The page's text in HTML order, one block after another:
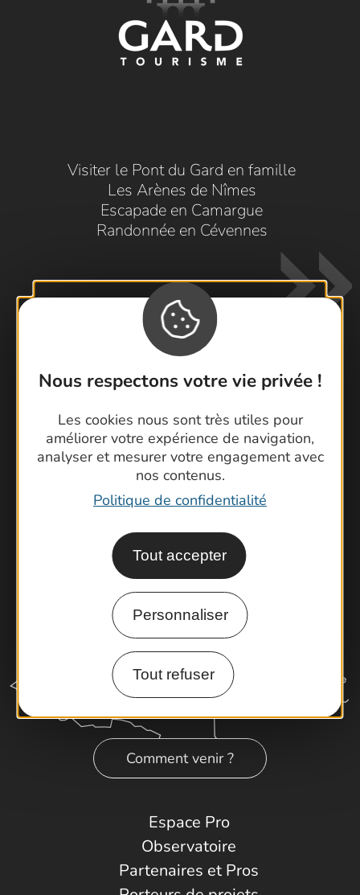
Nous respectons votre vie privée !
Les cookies nous sont très utiles pour
améliorer votre expérience de navigation,
analyser et mesurer votre engagement avec
nos contenus.
Politique de confidentialité
Tout accepter
Personnaliser
Tout refuser
Visiter le Pont du Gard en famille
Les Arènes de Nîmes
Escapade en Camargue
Randonnée en Cévennes
Foire aux questions
Brochures
Cartoguides et Topoguides
Latitude Gard
Comment venir ?
Espace Pro
Observatoire
Partenaires et Pros